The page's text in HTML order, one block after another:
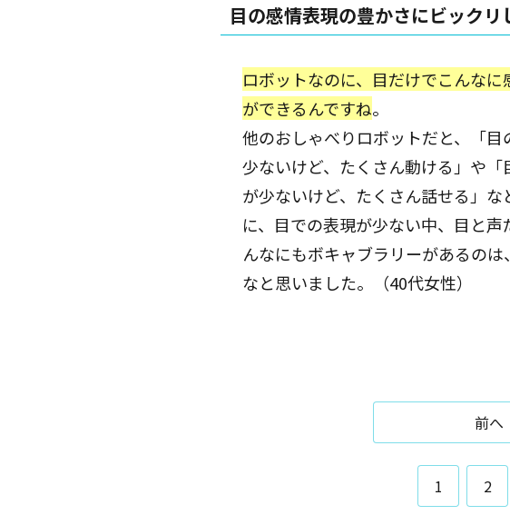
目の感情表現の豊かさにビックリ
ロボットなのに、目だけでこんなに
ができるんですね。
他のおしゃべりロボットだと、「目
少ないけど、たくさん動ける」や「
が少ないけど、たくさん話せる」な
に、目での表現が少ない中、目と声
んなにもボキャブラリーがあるのは
なと思いました。（40代女性）
前へ
1 2